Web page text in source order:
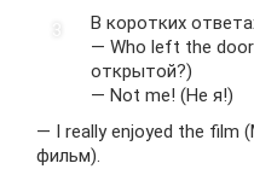
В коротких
— Who left the
открытой?)
— Not me! (Не я!)
— I really enjoyed the film
фильм).